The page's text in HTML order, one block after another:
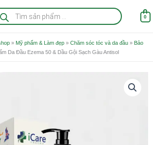
0
» Mỹ phẩm & Làm đẹp » Chăm sóc tóc và da đầu » Bảo
Da Đầu Ezema 50 & Dầu Gội Sạch Gàu Antisol